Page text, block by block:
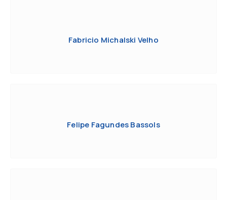
Fabricio Michalski Velho
Felipe Fagundes Bassols